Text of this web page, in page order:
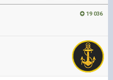
19 036